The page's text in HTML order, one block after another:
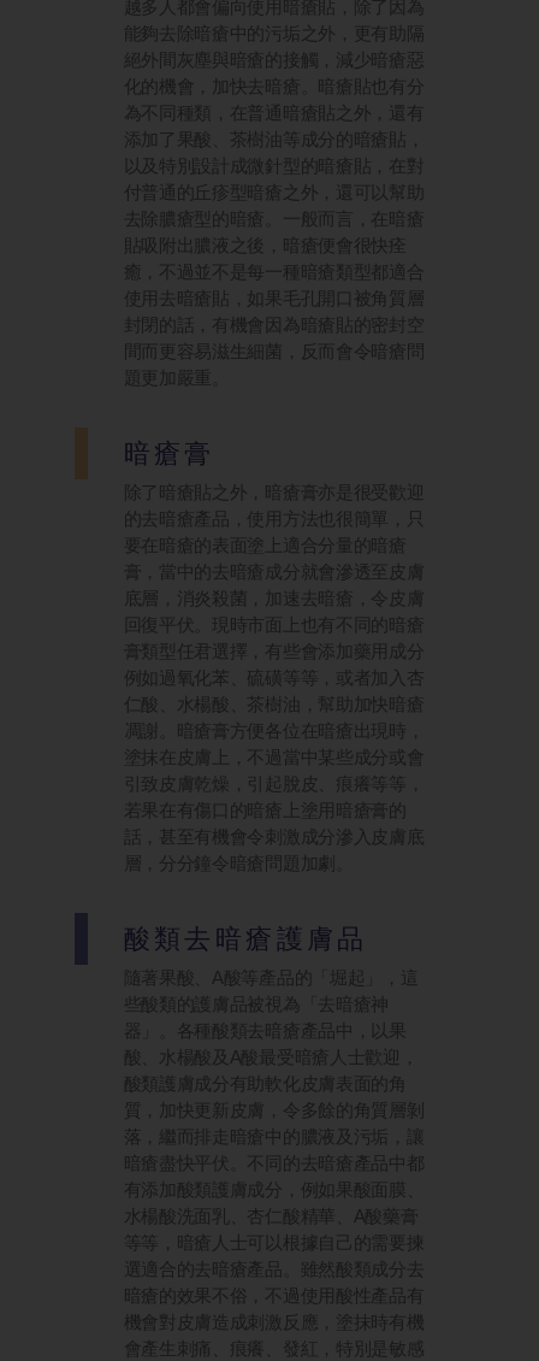
越多人都會偏向使用暗瘡貼，除了因為
能夠去除暗瘡中的污垢之外，更有助隔
絕外間灰塵與暗瘡的接觸，減少暗瘡惡
化的機會，加快去暗瘡。暗瘡貼也有分
為不同種類，在普通暗瘡貼之外，還有
添加了果酸、茶樹油等成分的暗瘡貼，
以及特別設計成微針型的暗瘡貼，在對
付普通的丘疹型暗瘡之外，還可以幫助
去除膿瘡型的暗瘡。一般而言，在暗瘡
貼吸附出膿液之後，暗瘡便會很快痊
癒，不過並不是每一種暗瘡類型都適合
使用去暗瘡貼，如果毛孔開口被角質層
封閉的話，有機會因為暗瘡貼的密封空
間而更容易滋生細菌，反而會令暗瘡問
題更加嚴重。
暗瘡膏
除了暗瘡貼之外，暗瘡膏亦是很受歡迎
的去暗瘡產品，使用方法也很簡單，只
要在暗瘡的表面塗上適合分量的暗瘡
膏，當中的去暗瘡成分就會滲透至皮膚
底層，消炎殺菌，加速去暗瘡，令皮膚
回復平伏。現時市面上也有不同的暗瘡
膏類型任君選擇，有些會添加藥用成分
例如過氧化苯、硫磺等等，或者加入杏
仁酸、水楊酸、茶樹油，幫助加快暗瘡
凋謝。暗瘡膏方便各位在暗瘡出現時，
塗抹在皮膚上，不過當中某些成分或會
引致皮膚乾燥，引起脫皮、痕癢等等，
若果在有傷口的暗瘡上塗用暗瘡膏的
話，甚至有機會令刺激成分滲入皮膚底
層，分分鐘令暗瘡問題加劇。
酸類去暗瘡護膚品
隨著果酸、A酸等產品的「堀起」，這
些酸類的護膚品被視為「去暗瘡神
器」。各種酸類去暗瘡產品中，以果
酸、水楊酸及A酸最受暗瘡人士歡迎，
酸類護膚成分有助軟化皮膚表面的角
質，加快更新皮膚，令多餘的角質層剝
落，繼而排走暗瘡中的膿液及污垢，讓
暗瘡盡快平伏。不同的去暗瘡產品中都
有添加酸類護膚成分，例如果酸面膜、
水楊酸洗面乳、杏仁酸精華、A酸藥膏
等等，暗瘡人士可以根據自己的需要揀
選適合的去暗瘡產品。雖然酸類成分去
暗瘡的效果不俗，不過使用酸性產品有
機會對皮膚造成刺激反應，塗抹時有機
會產生刺痛、痕癢、發紅，特別是敏感